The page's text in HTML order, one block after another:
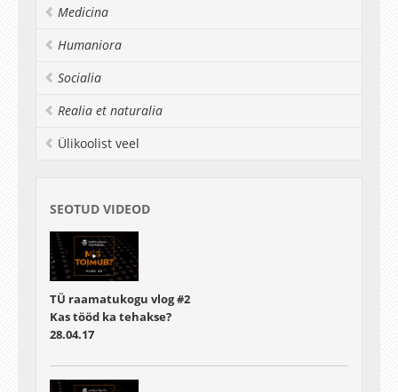
Medicina
Humaniora
Socialia
Realia et naturalia
Ülikoolist veel
SEOTUD VIDEOD
TÜ raamatukogu vlog #2
Kas tööd ka tehakse?
28.04.17